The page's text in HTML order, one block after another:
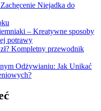
Niejadka do
– Kreatywne sposoby
potrawy
Kompletny przewodnik
Odżywianiu: Jak Unikać